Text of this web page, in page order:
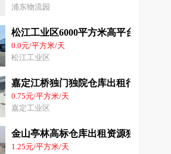
浦东物流园
松江工业区6000平方米高平台仓库出
0.0元/平方米/天
松江工业区
嘉定江桥独门独院仓库出租行情
0.75元/平方米/天
嘉定工业区
金山亭林高标仓库出租资源独门独院
1.25元/平方米/天